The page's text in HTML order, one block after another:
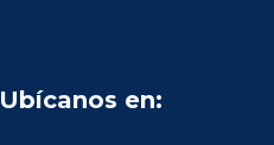
Ubícanos en: